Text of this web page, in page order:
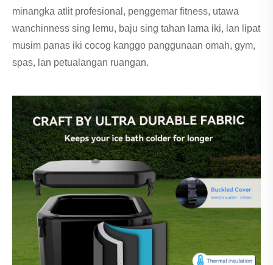
minangka atlit profesional, penggemar fitness, utawa
wanchinness sing lemu, baju sing tahan lama iki, lan lipat
musim panas iki cocog kanggo panggunaan omah, gym,
spas, lan petualangan ruangan.